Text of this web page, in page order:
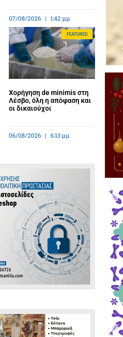
07/08/2026 1:42 μμ
FEATURED
Χορήγηση de minimis στη
Λέσβο, όλη η απόφαση και
οι δικαιούχοι
06/08/2026 6:13 μμ